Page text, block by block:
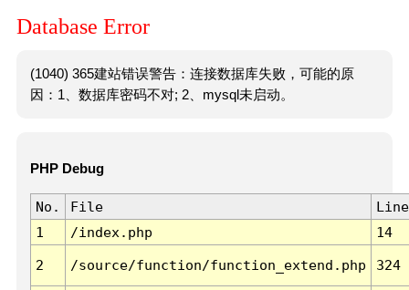
Database Error
(1040) 365建站错误警告：连接数据库失败，可能的原
因：1、数据库密码不对; 2、mysql未启动。
PHP Debug
No. File
Line
1
/index.php 14
2 /source/function/function_extend.php 324